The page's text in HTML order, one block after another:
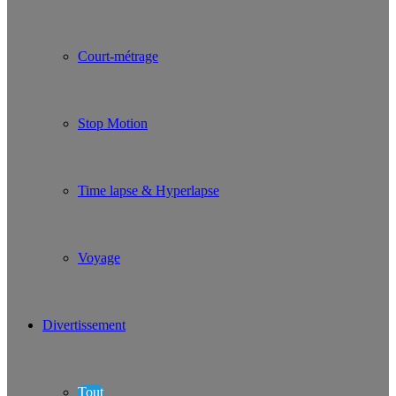
Court-métrage
Stop Motion
Time lapse & Hyperlapse
Voyage
Divertissement
Tout